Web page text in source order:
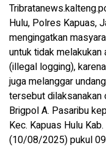
Hulu, Polres Kapuas,
mengingatkan
untuk tidak
(illegal logging),
juga melanggar
tersebut dilaksanakan
Brigpol A. Pasaribu
Kec. Kapuas Hulu
(10/08/2025) pukul